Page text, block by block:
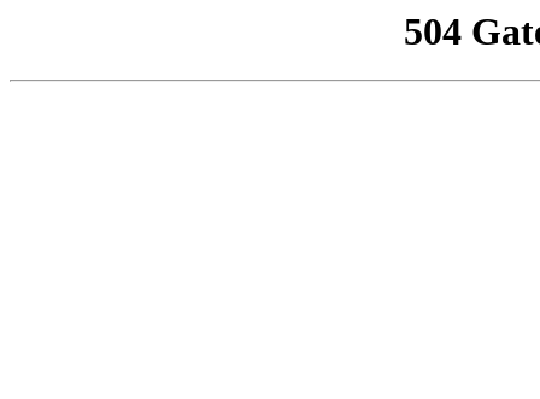
504